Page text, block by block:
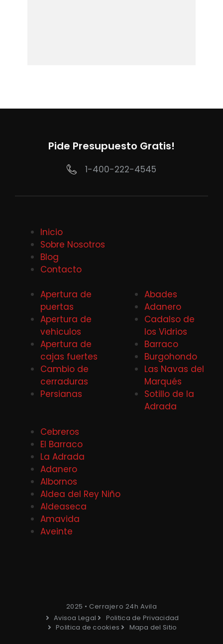
Pide Presupuesto Gratis!
1-400-222-4545
Inicio
Sobre Nosotros
Blog
Contacto
Apertura de
puertas
Apertura de
vehiculos
Apertura de
cajas fuertes
Cambio de
cerraduras
Persianas
Abades
Adanero
Cadalso de
los Vidrios
Barraco
Burgohondo
Las Navas del
Marqués
Sotillo de la
Adrada
Cebreros
El Barraco
La Adrada
Adanero
Albornos
Aldea del Rey Niño
Aldeaseca
Amavida
Aveinte
2025 • Cerrajero 24h Avila
Avisoa Legal
Politica de Privacidad
Politica de cookies
Mapa del Sitio